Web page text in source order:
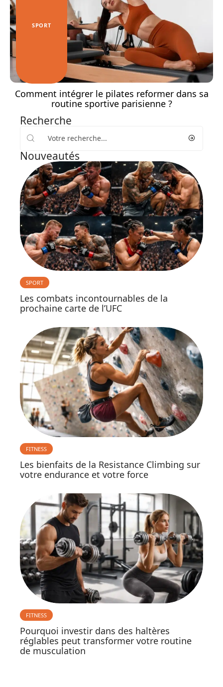
SPORT
Comment intégrer le pilates reformer dans sa
routine sportive parisienne ?
Recherche
Nouveautés
SPORT
Les combats incontournables de la
prochaine carte de l’UFC
FITNESS
Les bienfaits de la Resistance Climbing sur
votre endurance et votre force
FITNESS
Pourquoi investir dans des haltères
réglables peut transformer votre routine
de musculation